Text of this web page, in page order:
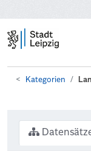
Kategorien